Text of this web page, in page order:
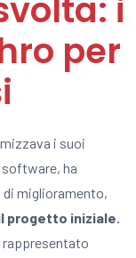
i
per
i suoi
ha
miglioramento,
progetto iniziale.
rappresentato